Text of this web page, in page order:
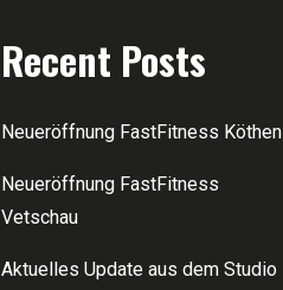
Recent Posts
Neueröffnung FastFitness Köthen
Neueröffnung FastFitness
Vetschau
Aktuelles Update aus dem Studio